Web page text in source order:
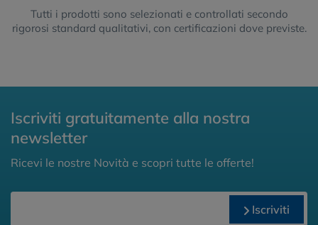
Tutti i prodotti sono selezionati e controllati secondo
rigorosi standard qualitativi, con certificazioni dove previste.
Iscriviti gratuitamente alla nostra
newsletter
Ricevi le nostre Novità e scopri tutte le offerte!
Iscriviti